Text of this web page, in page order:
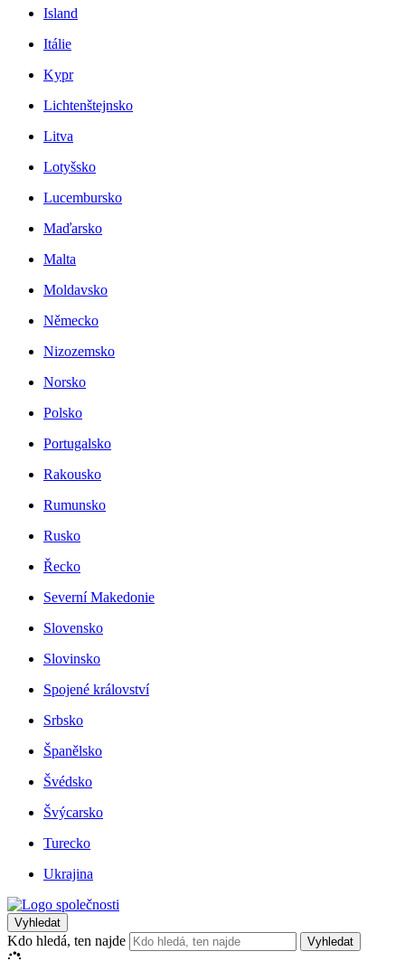
Island
Itálie
Kypr
Lichtenštejnsko
Litva
Lotyšsko
Lucembursko
Maďarsko
Malta
Moldavsko
Německo
Nizozemsko
Norsko
Polsko
Portugalsko
Rakousko
Rumunsko
Rusko
Řecko
Severní Makedonie
Slovensko
Slovinsko
Spojené království
Srbsko
Španělsko
Švédsko
Švýcarsko
Turecko
Ukrajina
Vyhledat
Kdo hledá, ten najde Vyhledat